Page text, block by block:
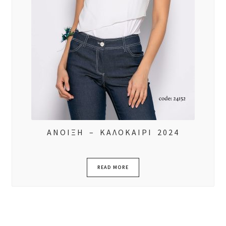
ΑΝΟΙΞΗ – ΚΑΛΟΚΑΙΡΙ 2024
READ MORE